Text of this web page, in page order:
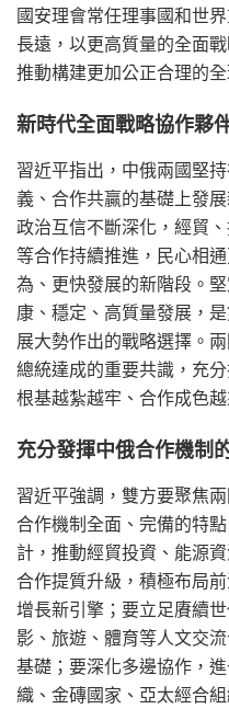
國安理會常任理事國和世
長遠，以更高質量的全面
推動構建更加公正合理的
新時代全面戰略協作夥
習近平指出，中俄兩國堅
義、合作共贏的基礎上發
政治互信不斷深化，經貿
等合作持續推進，民心相
為、更快發展的新階段。
康、穩定、高質量發展，
展大勢作出的戰略選擇。
總統達成的重要共識，充
根基越紮越牢、合作成色
充分發揮中俄合作機制
習近平強調，雙方要聚焦
合作機制全面、完備的特
計，推動經貿投資、能源
合作提質升級，積極布局
增長新引擎；要立足賡續
影、旅遊、體育等人文交
基礎；要深化多邊協作，
織、金磚國家、亞太經合